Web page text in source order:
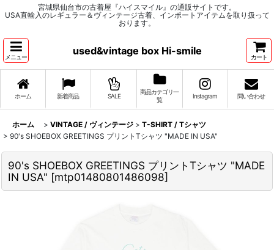
宮城県仙台市の古着屋『ハイスマイル』の通販サイトです。
USA直輸入のレギュラー＆ヴィンテージ古着、インポートアイテムを取り扱って
おります。
メニュー
used&vintage box Hi-smile
カート
ホーム 新着商品 SALE
商品カテゴリ一
覧
Instagram 問い合わせ
ホーム > VINTAGE / ヴィンテージ > T-SHIRT / Tシャツ
> 90's SHOEBOX GREETINGS プリントTシャツ "MADE IN USA"
90's SHOEBOX GREETINGS プリントTシャツ "MADE
IN USA" [mtp01480801486098]